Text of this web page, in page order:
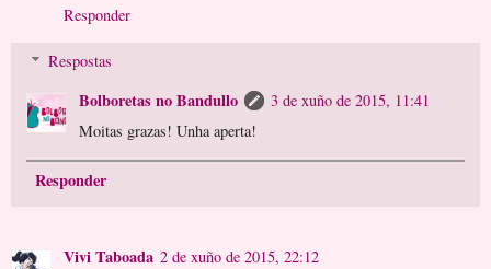
Responder
Respostas
Bolboretas no Bandullo
3 de xuño de 2015, 11:41
Moitas grazas! Unha aperta!
Responder
Vivi Taboada 2 de xuño de 2015, 22:12